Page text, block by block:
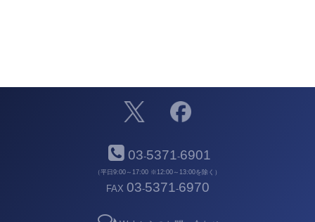
03-5371-6901
（平日9:00～17:00 ※12:00～13:00を除く）
FAX 03-5371-6970